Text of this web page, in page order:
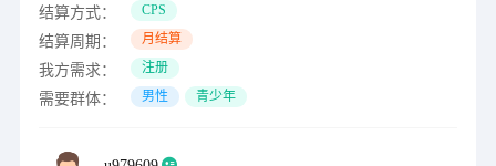
结算方式： CPS
结算周期： 月结算
我方需求： 注册
需要群体： 男性 青少年